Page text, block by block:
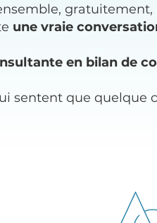
une vraie
en bilan de
sentent que